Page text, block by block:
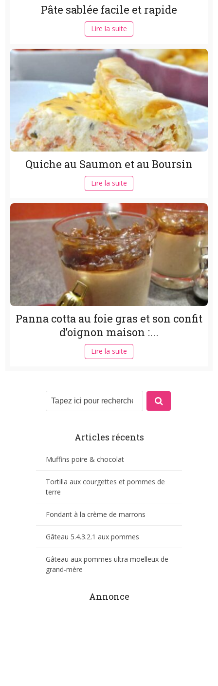
Pâte sablée facile et rapide
Lire la suite
Quiche au Saumon et au Boursin
Lire la suite
Panna cotta au foie gras et son confit
d’oignon maison :...
Lire la suite
Articles récents
Muffins poire & chocolat
Tortilla aux courgettes et pommes de
terre
Fondant à la crème de marrons
Gâteau 5.4.3.2.1 aux pommes
Gâteau aux pommes ultra moelleux de
grand-mère
Annonce